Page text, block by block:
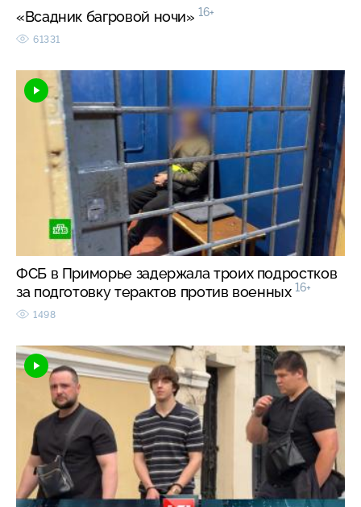
«Всадник багровой ночи» 16+
61331
ФСБ в Приморье задержала троих подростков
за подготовку терактов против военных 16+
1498